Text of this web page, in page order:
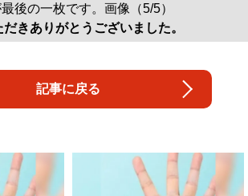
後の一枚です。画像（5/5）
だきありがとうございました。
記事に戻る